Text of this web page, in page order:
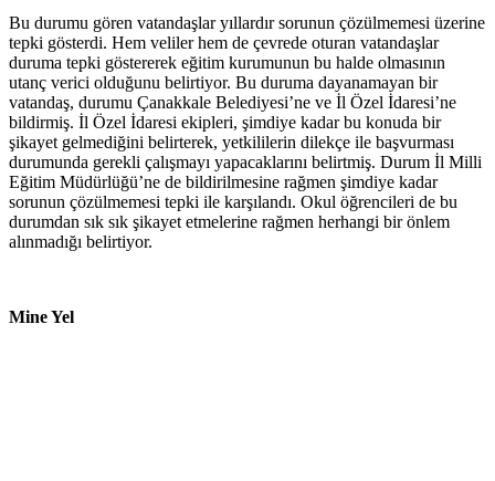
Bu durumu gören vatandaşlar yıllardır sorunun çözülmemesi üzerine
tepki gösterdi. Hem veliler hem de çevrede oturan vatandaşlar
duruma tepki göstererek eğitim kurumunun bu halde olmasının
utanç verici olduğunu belirtiyor. Bu duruma dayanamayan bir
vatandaş, durumu Çanakkale Belediyesi’ne ve İl Özel İdaresi’ne
bildirmiş. İl Özel İdaresi ekipleri, şimdiye kadar bu konuda bir
şikayet gelmediğini belirterek, yetkililerin dilekçe ile başvurması
durumunda gerekli çalışmayı yapacaklarını belirtmiş. Durum İl Milli
Eğitim Müdürlüğü’ne de bildirilmesine rağmen şimdiye kadar
sorunun çözülmemesi tepki ile karşılandı. Okul öğrencileri de bu
durumdan sık sık şikayet etmelerine rağmen herhangi bir önlem
alınmadığı belirtiyor.
Mine Yel